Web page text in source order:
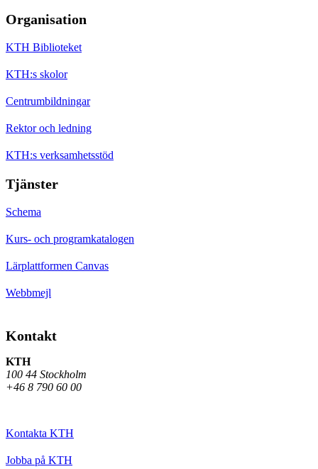
Organisation
KTH Biblioteket
KTH:s skolor
Centrumbildningar
Rektor och ledning
KTH:s verksamhetsstöd
Tjänster
Schema
Kurs- och programkatalogen
Lärplattformen Canvas
Webbmejl
Kontakt
KTH
100 44 Stockholm
+46 8 790 60 00
Kontakta KTH
Jobba på KTH